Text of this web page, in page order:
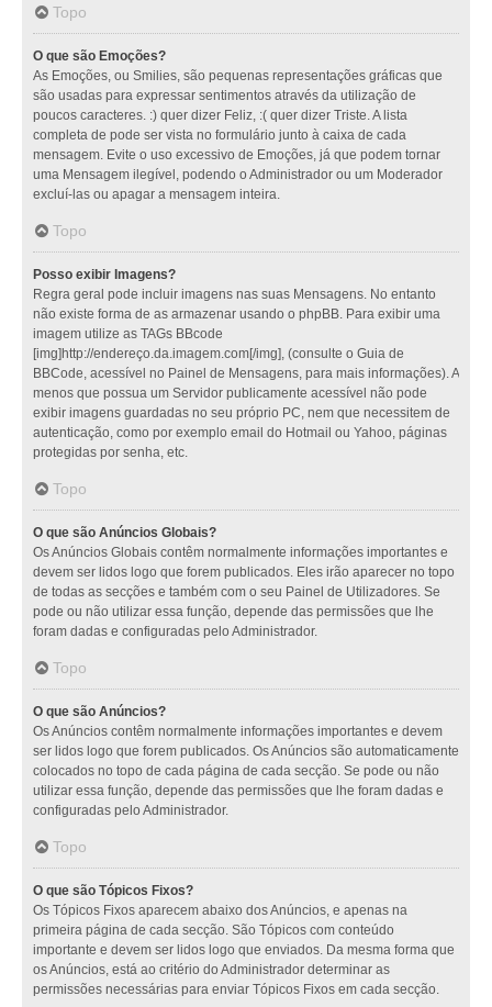
Topo
O que são Emoções?
As Emoções, ou Smilies, são pequenas representações gráficas que
são usadas para expressar sentimentos através da utilização de
poucos caracteres. :) quer dizer Feliz, :( quer dizer Triste. A lista
completa de pode ser vista no formulário junto à caixa de cada
mensagem. Evite o uso excessivo de Emoções, já que podem tornar
uma Mensagem ilegível, podendo o Administrador ou um Moderador
excluí-las ou apagar a mensagem inteira.
Topo
Posso exibir Imagens?
Regra geral pode incluir imagens nas suas Mensagens. No entanto
não existe forma de as armazenar usando o phpBB. Para exibir uma
imagem utilize as TAGs BBcode
[img]http://endereço.da.imagem.com[/img], (consulte o Guia de
BBCode, acessível no Painel de Mensagens, para mais informações). A
menos que possua um Servidor publicamente acessível não pode
exibir imagens guardadas no seu próprio PC, nem que necessitem de
autenticação, como por exemplo email do Hotmail ou Yahoo, páginas
protegidas por senha, etc.
Topo
O que são Anúncios Globais?
Os Anúncios Globais contêm normalmente informações importantes e
devem ser lidos logo que forem publicados. Eles irão aparecer no topo
de todas as secções e também com o seu Painel de Utilizadores. Se
pode ou não utilizar essa função, depende das permissões que lhe
foram dadas e configuradas pelo Administrador.
Topo
O que são Anúncios?
Os Anúncios contêm normalmente informações importantes e devem
ser lidos logo que forem publicados. Os Anúncios são automaticamente
colocados no topo de cada página de cada secção. Se pode ou não
utilizar essa função, depende das permissões que lhe foram dadas e
configuradas pelo Administrador.
Topo
O que são Tópicos Fixos?
Os Tópicos Fixos aparecem abaixo dos Anúncios, e apenas na
primeira página de cada secção. São Tópicos com conteúdo
importante e devem ser lidos logo que enviados. Da mesma forma que
os Anúncios, está ao critério do Administrador determinar as
permissões necessárias para enviar Tópicos Fixos em cada secção.